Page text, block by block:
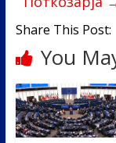
Share This Post:
You